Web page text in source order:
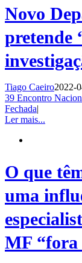
Novo
pretende
Tiago Caeiro2022-
39 Encontro
Fechada|
Ler mais...
O que
uma
MF “fora